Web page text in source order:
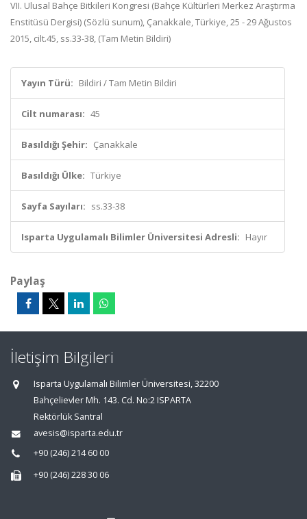
VII. Ulusal Bahçe Bitkileri Kongresi (Bahçe Kültürleri Merkez Araştırma
Enstitüsü Dergisi) (Sözlü sunum), Çanakkale, Türkiye, 25 - 29 Ağustos
2015, cilt.45, ss.33-38, (Tam Metin Bildiri)
Yayın Türü: Bildiri / Tam Metin Bildiri
Cilt numarası: 45
Basıldığı Şehir: Çanakkale
Basıldığı Ülke: Türkiye
Sayfa Sayıları: ss.33-38
Isparta Uygulamalı Bilimler Üniversitesi Adresli: Hayır
Paylaş
İletişim Bilgileri
Isparta Uygulamalı Bilimler Üniversitesi, 32200
Bahçelievler Mh. 143. Cd. No:2 ISPARTA
Rektörlük Santral
avesis@isparta.edu.tr
+90 (246) 214 60 00
+90 (246) 228 30 06